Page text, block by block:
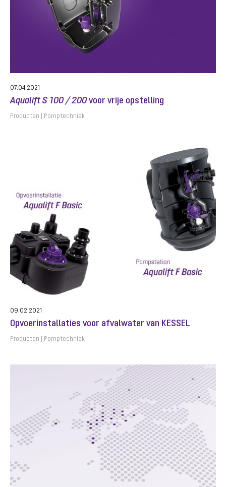
07.04.2021
Aqualift S 100 / 200 voor vrije opstelling
Producten Pomptechniek
09.02.2021
Opvoerinstallaties voor afvalwater van KESSEL
Producten Pomptechniek